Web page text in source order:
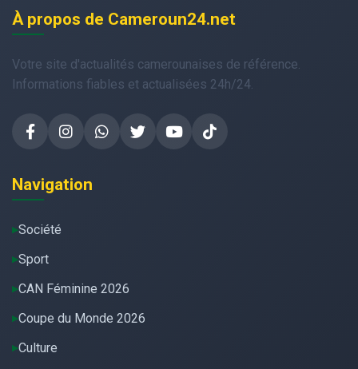
À propos de Cameroun24.net
Votre site d'actualités camerounaises de référence.
Informations fiables et actualisées 24h/24.
Navigation
Société
Sport
CAN Féminine 2026
Coupe du Monde 2026
Culture